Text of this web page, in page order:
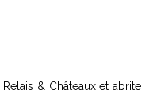
Relais & Châteaux et abrite